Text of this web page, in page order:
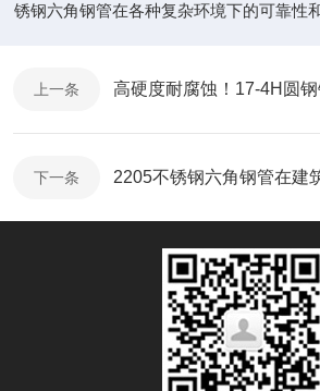
锈钢六角钢管在各种复杂环境下的可靠性
上一条
下一条 2205不锈钢六角钢管在建